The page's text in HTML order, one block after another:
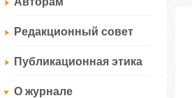
Редакционный совет
Публикационная этика
О журнале